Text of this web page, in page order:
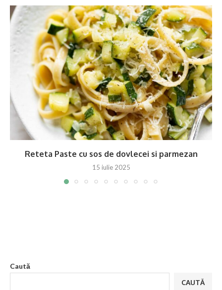
Reteta Paste cu sos de dovlecei si parmezan
15 iulie 2025
Caută
CAUTĂ